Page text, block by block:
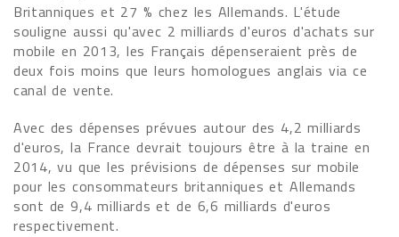
Britanniques et 27 % chez les Allemands. L'étude
souligne aussi qu'avec 2 milliards d'euros d'achats sur
mobile en 2013, les Français dépenseraient près de
deux fois moins que leurs homologues anglais via ce
canal de vente.
Avec des dépenses prévues autour des 4,2 milliards
d'euros, la France devrait toujours être à la traine en
2014, vu que les prévisions de dépenses sur mobile
pour les consommateurs britanniques et Allemands
sont de 9,4 milliards et de 6,6 milliards d'euros
respectivement.